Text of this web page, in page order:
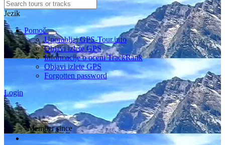
Jezik
Pomoč
Uporabljaj GPS-Tour.info
Objavi izlete GPS
Informacije o oceni TrackRank
Objavi izlete GPS
Forgotten password
Login
Member since